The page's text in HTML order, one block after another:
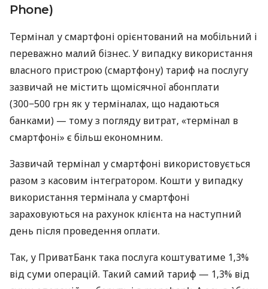
Phone)
Термінал у смартфоні орієнтований на мобільний і
переважно малий бізнес. У випадку використання
власного пристрою (смартфону) тариф на послугу
зазвичай не містить щомісячної абонплати
(300−500 грн як у терміналах, що надаються
банками) — тому з погляду витрат, «термінал в
смартфоні» є більш економним.
Зазвичай термінал у смартфоні використовується
разом з касовим інтегратором. Кошти у випадку
використання термінала у смартфоні
зараховуються на рахунок клієнта на наступний
день після проведення оплати.
Так, у ПриватБанк така послуга коштуватиме 1,3%
від суми операцій. Такий самий тариф — 1,3% від